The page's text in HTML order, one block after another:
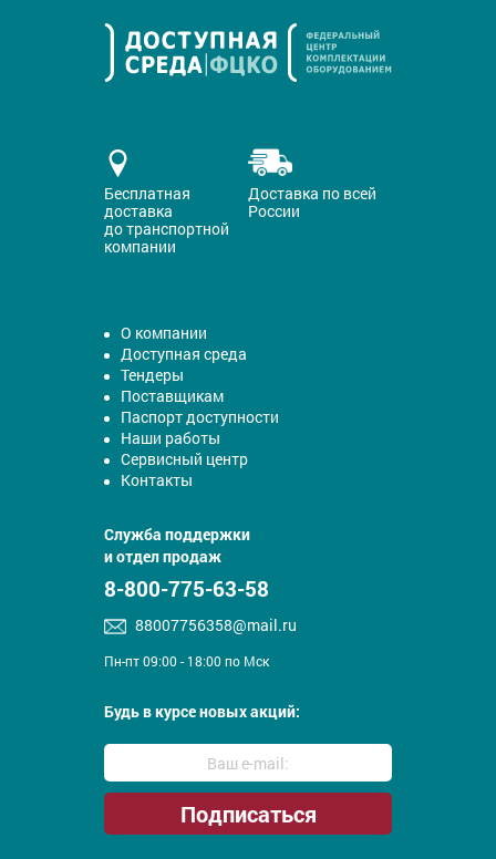
Бесплатная
доставка
до транспортной
компании
Доставка по всей
России
О компании
Доступная среда
Тендеры
Поставщикам
Паспорт доступности
Наши работы
Сервисный центр
Контакты
Служба поддержки
и отдел продаж
8-800-775-63-58
88007756358@mail.ru
Пн-пт 09:00 - 18:00 по Мск
Будь в курсе новых акций: